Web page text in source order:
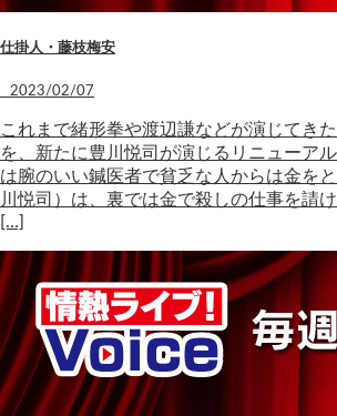
仕掛人・藤枝梅安
2023/02/07
これまで緒形拳や渡辺謙などが演じてき
を、新たに豊川悦司が演じるリニューア
は腕のいい鍼医者で貧乏な人からは金を
川悦司）は、裏では金で殺しの仕事を請
[…]